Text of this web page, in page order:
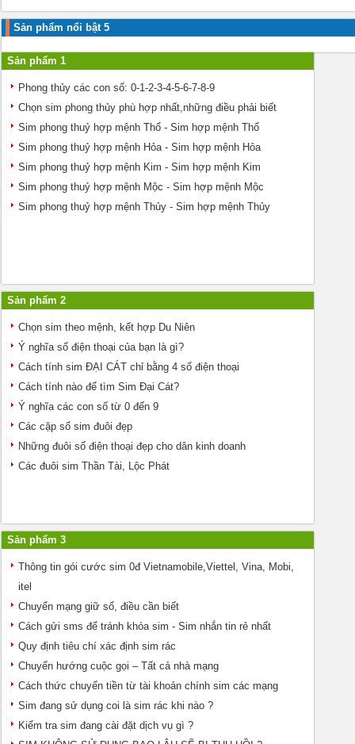
Sản phẩm nổi bật 5
Sản phẩm 1
Phong thủy các con số: 0-1-2-3-4-5-6-7-8-9
Chọn sim phong thủy phù hợp nhất,những điều phải biết
Sim phong thuỷ hợp mệnh Thổ - Sim hợp mệnh Thổ
Sim phong thuỷ hợp mệnh Hỏa - Sim hợp mệnh Hỏa
Sim phong thuỷ hợp mệnh Kim - Sim hợp mệnh Kim
Sim phong thuỷ hợp mệnh Mộc - Sim hợp mệnh Mộc
Sim phong thuỷ hợp mệnh Thủy - Sim hợp mệnh Thủy
Sản phẩm 2
Chọn sim theo mệnh, kết hợp Du Niên
Ý nghĩa số điện thoại của bạn là gì?
Cách tính sim ĐẠI CÁT chỉ bằng 4 số điện thoại
Cách tính nào để tìm Sim Đại Cát?
Ý nghĩa các con số từ 0 đến 9
Các cặp số sim đuôi đẹp
Những đuôi số điện thoại đẹp cho dân kinh doanh
Các đuôi sim Thần Tài, Lộc Phát
Sản phẩm 3
Thông tin gói cước sim 0đ Vietnamobile,Viettel, Vina, Mobi,
itel
Chuyển mạng giữ số, điều cần biết
Cách gửi sms để tránh khóa sim - Sim nhắn tin rẻ nhất
Quy định tiêu chí xác định sim rác
Chuyển hướng cuộc gọi – Tất cả nhà mạng
Cách thức chuyển tiền từ tài khoản chính sim các mạng
Sim đang sử dụng coi là sim rác khi nào ?
Kiểm tra sim đang cài đặt dịch vụ gì ?